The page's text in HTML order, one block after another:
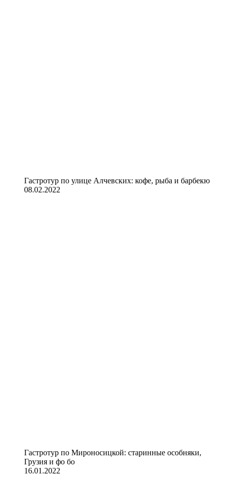
Гастротур по улице Алчевских: кофе, рыба и барбекю
08.02.2022
Гастротур по Мироносицкой: старинные особняки,
Грузия и фо бо
16.01.2022